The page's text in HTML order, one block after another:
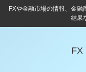
FXや金融市場の情報、金
結果
FX